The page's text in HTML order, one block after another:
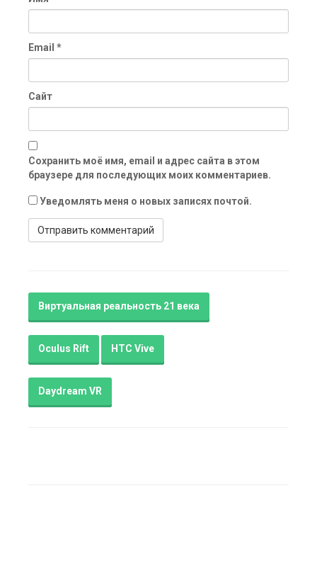
Email *
Сайт
Сохранить моё имя, email и адрес сайта в этом
браузере для последующих моих комментариев.
Уведомлять меня о новых записях почтой.
Виртуальная реальность 21 века
Oculus Rift HTC Vive
Daydream VR